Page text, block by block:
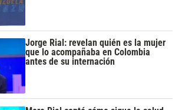
Jorge Rial: revelan quién es la mujer
que lo acompañaba en Colombia
antes de su internación